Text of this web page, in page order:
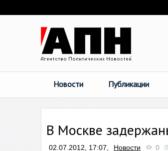
Новости Публикации
В Москве
02.07.2012, 17:07, Новости 0